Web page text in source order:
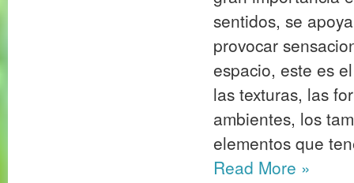
sentidos, se
provocar
espacio, este es
las texturas, las
ambientes, los
elementos que
Read More »